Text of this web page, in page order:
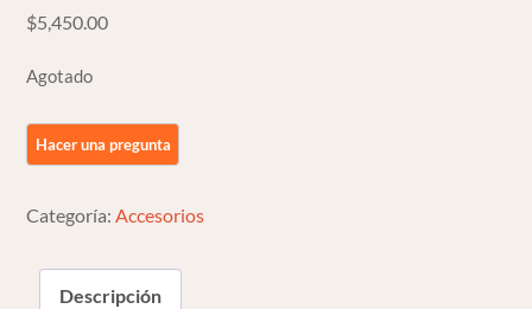
$5,450.00
Agotado
Categoría:Accesorios
Descripción